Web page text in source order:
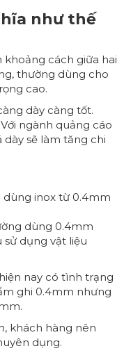
như thế
cách giữa hai
thường dùng cho
cao.
dày càng tốt.
ngành quảng cáo
sẽ làm tăng chi
dùng inox từ 0.4mm
dùng 0.4mm
dụng vật liệu
nay có tình trạng
ghi 0.4mm nhưng
, khách hàng nên
dụng.